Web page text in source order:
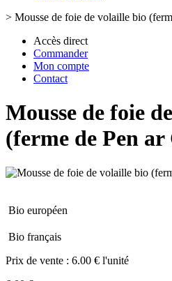
> Mousse de foie de volaille bio
Accès direct
Commander
Mon compte
Contact
Mousse de foie
(ferme de Pen
Bio européen
Bio français
Prix de vente : 6.00 € l'unité